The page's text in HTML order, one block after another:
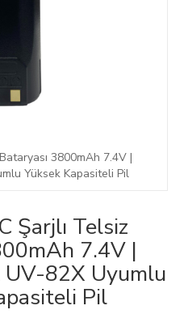
Şarjlı Telsiz
7.4V |
82X Uyumlu
Pil